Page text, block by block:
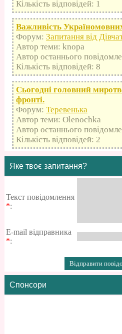
Кількість відповідей: 1
Важливість
Форум: Запитання від
Автор теми: knopa
Автор останнього
Кількість відповідей: 8
Сьогодні головний
фронті.
Форум: Теревенька
Автор теми: Olenochka
Автор останнього
Кількість відповідей: 2
Яке твоє запитання?
Текст повідомлення
*:
E-mail відправника
*:
Спонсори